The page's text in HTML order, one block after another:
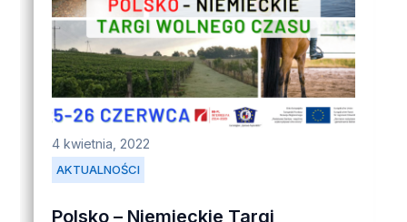
AKTUALNOŚCI
4 kwietnia, 2022
Polsko – Niemieckie Targi